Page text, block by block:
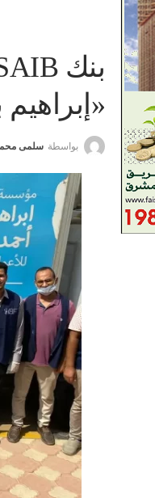
«إبراهيم
بواسطة سلمى